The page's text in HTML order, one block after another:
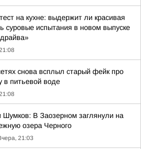
на кухне: выдержит ли красивая
суровые испытания в новом выпуске
снова всплыл старый фейк про
в питьевой воде
В Заозерном заглянули на
озера Черного
21:03